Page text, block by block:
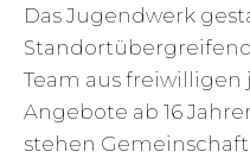
Das Jugendwerk
Team aus freiwilligen
Angebote ab 16
stehen